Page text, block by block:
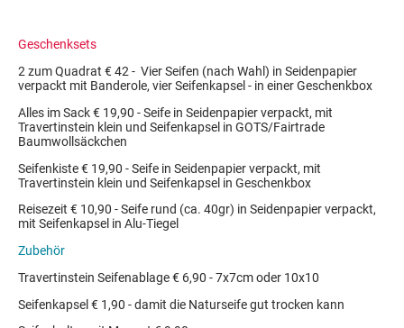
Geschenksets
2 zum Quadrat € 42 - Vier Seifen (nach Wahl) in Seidenpapier
verpackt mit Banderole, vier Seifenkapsel - in einer Geschenkbox
Alles im Sack € 19,90 - Seife in Seidenpapier verpackt, mit
Travertinstein klein und Seifenkapsel in GOTS/Fairtrade
Baumwollsäckchen
Seifenkiste € 19,90 - Seife in Seidenpapier verpackt, mit
Travertinstein klein und Seifenkapsel in Geschenkbox
Reisezeit € 10,90 - Seife rund (ca. 40gr) in Seidenpapier verpackt,
mit Seifenkapsel in Alu-Tiegel
Zubehör
Travertinstein Seifenablage € 6,90 - 7x7cm oder 10x10
Seifenkapsel € 1,90 - damit die Naturseife gut trocken kann